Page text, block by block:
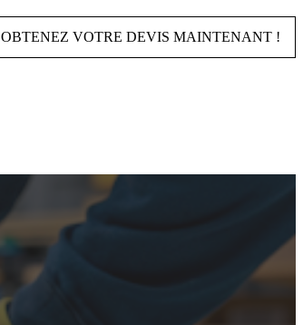
OBTENEZ VOTRE DEVIS MAINTENANT !